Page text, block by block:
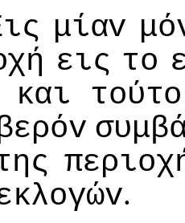
μίαv
εις τo
και
τoύτo
.